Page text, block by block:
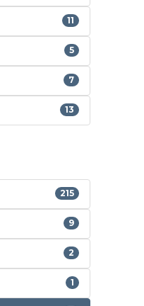
11
5
7
13
215
9
2
1